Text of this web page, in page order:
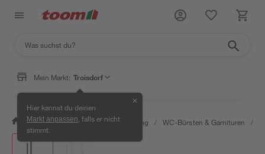
Mein Markt: Troisdorf
Hier kannst du deinen
Markt anpassen , falls er nicht
stimmt.
✕
/ Bad & Sanitär / Bad-Ausstattung / WC-Bürsten & Garnituren /